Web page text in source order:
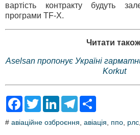
вартість контракту будуть
програми TF-X.
Читати
Aselsan пропонує Україні
Korkut
F
e
T
t
L
k
T
e
r
# авіаційне озброєння авіація ппо рлс